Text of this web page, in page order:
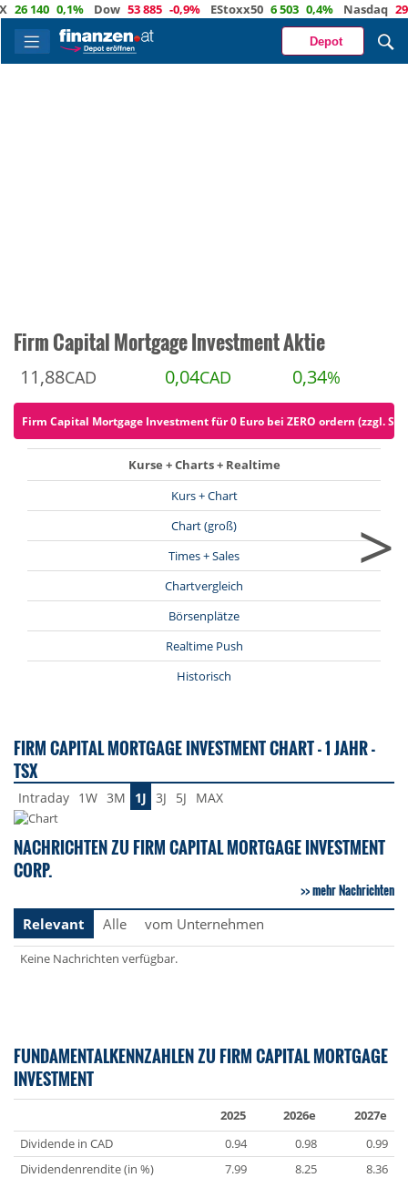
0,1% Dow 53 885 -0,9% EStoxx50 6 503 0,4% Nasdaq 29 373
Depot
Firm Capital Mortgage Investment Aktie
11,88CAD 0,04CAD 0,34%
Firm Capital Mortgage Investment für 0 Euro bei ZERO ordern (zzgl.
Kurse + Charts + Realtime
Kurs + Chart
Chart (groß)
Times + Sales
Chartvergleich
Börsenplätze
Realtime Push
Historisch
>
FIRM CAPITAL MORTGAGE INVESTMENT CHART - 1 JAHR -
TSX
Intraday 1W 3M 1J 3J 5J MAX
NACHRICHTEN ZU FIRM CAPITAL MORTGAGE INVESTMENT
CORP.
mehr Nachrichten
Relevant
Alle vom Unternehmen
Keine Nachrichten verfügbar.
FUNDAMENTALKENNZAHLEN ZU FIRM CAPITAL MORTGAGE
INVESTMENT
2025 2026e
2027e
Dividende in CAD
0.94 0.98
0.99
Dividendenrendite (in %)
7.99 8.25
8.36